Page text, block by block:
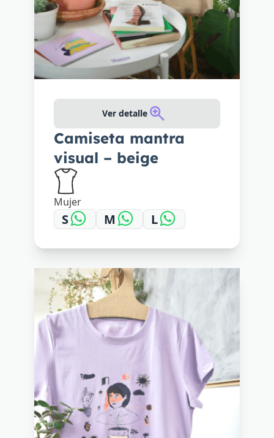
Ver detalle
Camiseta mantra
visual – beige
Mujer
S M L